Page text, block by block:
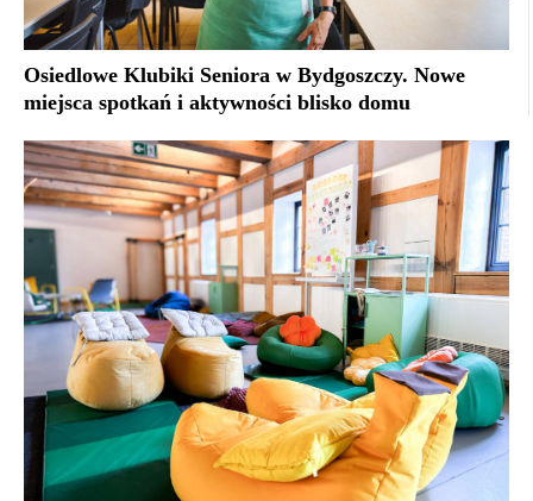
Osiedlowe Klubiki Seniora w Bydgoszczy. Nowe
miejsca spotkań i aktywności blisko domu